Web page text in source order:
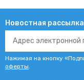
Новостная рассылка
Нажимая на кнопку
оферты.